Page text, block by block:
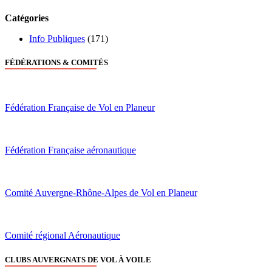
Catégories
Info Publiques (171)
FÉDÉRATIONS & COMITÉS
Fédération Française de Vol en Planeur
Fédération Française aéronautique
Comité Auvergne-Rhône-Alpes de Vol en Planeur
Comité régional Aéronautique
CLUBS AUVERGNATS DE VOL À VOILE